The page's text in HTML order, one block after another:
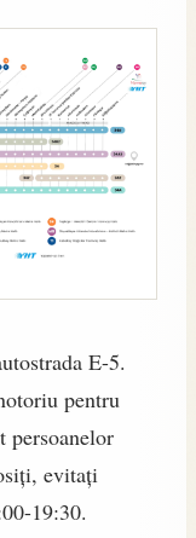
E-5.
pentru
persoanelor
evitați
19:30.